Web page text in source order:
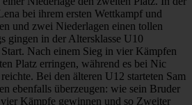
bei ihrem ersten Wettkampf und
und zwei Niederlagen einen tollen
gingen in der Altersklasse U10
Nach einem Sieg in vier Kämpfen
Platz erringen, während es bei Nic
Bei den älteren U12 starteten Sam
ebenfalls überzeugen: wie sein Bruder
Kämpfe gewinnen und so Zweiter